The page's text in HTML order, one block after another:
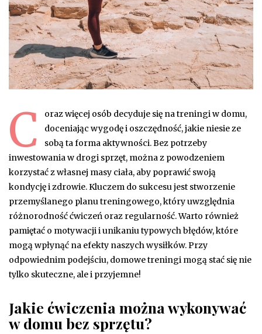
C
oraz więcej osób decyduje się na treningi w domu,
doceniając wygodę i oszczędność, jakie niesie ze
sobą ta forma aktywności. Bez potrzeby
inwestowania w drogi sprzęt, można z powodzeniem
korzystać z własnej masy ciała, aby poprawić swoją
kondycję i zdrowie. Kluczem do sukcesu jest stworzenie
przemyślanego planu treningowego, który uwzględnia
różnorodność ćwiczeń oraz regularność. Warto również
pamiętać o motywacji i unikaniu typowych błędów, które
mogą wpłynąć na efekty naszych wysiłków. Przy
odpowiednim podejściu, domowe treningi mogą stać się nie
tylko skuteczne, ale i przyjemne!
Jakie ćwiczenia można wykonywać
w domu bez sprzętu?